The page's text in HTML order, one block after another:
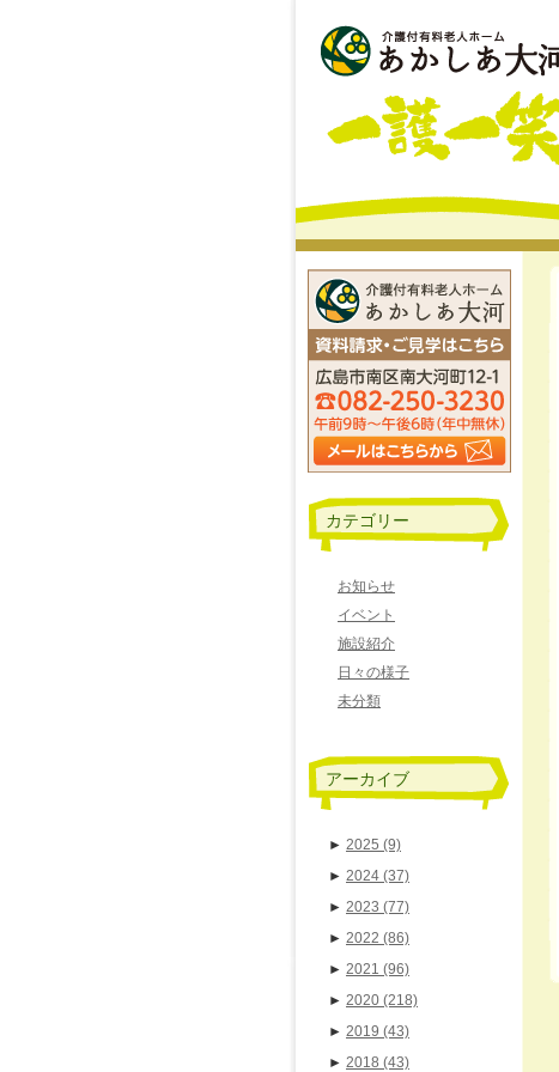
カテゴリー
お知らせ
イベント
施設紹介
日々の様子
未分類
アーカイブ
► 2025 (9)
► 2024 (37)
► 2023 (77)
► 2022 (86)
► 2021 (96)
► 2020 (218)
► 2019 (43)
► 2018 (43)